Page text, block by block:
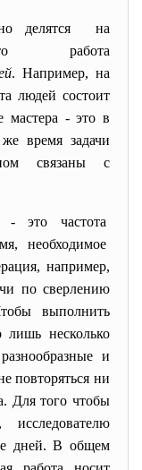
делятся на
работа
. Например, на
людей состоит
мастера - это в
время задачи
связаны с
это частота
необходимое
например,
по сверлению
выполнить
лишь несколько
и
повторяться ни
Для того чтобы
дней. В общем